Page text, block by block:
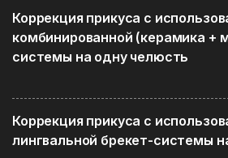
Коррекция прикуса с
комбинированной (керамика +
системы на одну челюсть
Коррекция прикуса с
лингвальной брекет-системы